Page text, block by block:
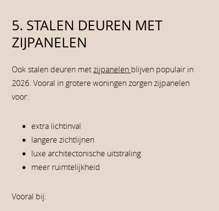
5. STALEN DEUREN MET
ZIJPANELEN
Ook stalen deuren metzijpanelen blijven populair in
2026. Vooral in grotere woningen zorgen zijpanelen
voor:
extra lichtinval
langere zichtlijnen
luxe architectonische uitstraling
meer ruimtelijkheid
Vooral bij: